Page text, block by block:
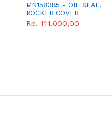
MN158385 - OIL SEAL,
ROCKER COVER
Rp. 111.000,00